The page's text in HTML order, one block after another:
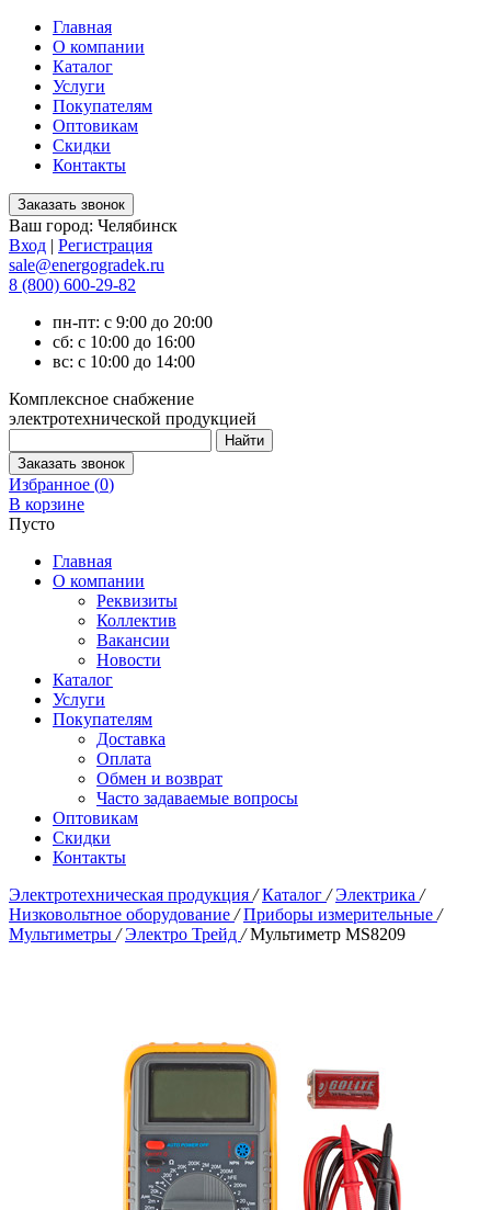
Главная
О компании
Каталог
Услуги
Покупателям
Оптовикам
Скидки
Контакты
Ваш город: Челябинск
Вход | Регистрация
sale@energogradek.ru
8 (800) 600-29-82
пн-пт: с 9:00 до 20:00
сб: с 10:00 до 16:00
вс: с 10:00 до 14:00
Комплексное снабжение
электротехнической продукцией
Избранное (0)
В корзине
Пусто
Главная
О компании
Реквизиты
Коллектив
Вакансии
Новости
Каталог
Услуги
Покупателям
Доставка
Оплата
Обмен и возврат
Часто задаваемые вопросы
Оптовикам
Скидки
Контакты
Электротехническая продукция / Каталог / Электрика /
Низковольтное оборудование / Приборы измерительные /
Мультиметры / Электро Трейд / Мультиметр MS8209